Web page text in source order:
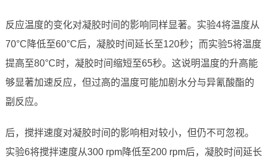
反应温度的变化对凝胶时间的影响同样显著。实验4将温度从
70°C降低至60°C后，凝胶时间延长至120秒；而实验5将温度
提高至80°C时，凝胶时间缩短至65秒。这说明温度的升高能
够显著加速反应，但过高的温度可能加剧水分与异氰酸酯的
副反应。
后，搅拌速度对凝胶时间的影响相对较小，但仍不可忽视。
实验6将搅拌速度从300 rpm降低至200 rpm后，凝胶时间延长